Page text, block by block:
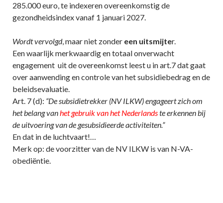
285.000 euro, te indexeren overeenkomstig de
gezondheidsindex vanaf 1 januari 2027.
Wordt vervolgd, maar niet zonder een uitsmijter.
Een waarlijk merkwaardig en totaal onverwacht
engagement uit de overeenkomst leest u in art.7 dat gaat
over aanwending en controle van het subsidiebedrag en de
beleidsevaluatie.
Art. 7 (d): “De subsidietrekker (NV ILKW) engageert zich om
het belang vanhet gebruik van het Nederlandste erkennen bij
de uitvoering van de gesubsidieerde activiteiten.”
En dat in de luchtvaart!…
Merk op: de voorzitter van de NV ILKW is van N-VA-
obediëntie.